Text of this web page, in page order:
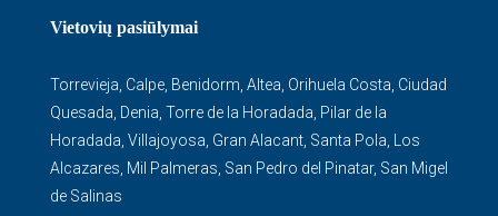
Vietovių pasiūlymai
Torrevieja, Calpe, Benidorm, Altea, Orihuela Costa, Ciudad
Quesada, Denia, Torre de la Horadada, Pilar de la
Horadada, Villajoyosa, Gran Alacant, Santa Pola, Los
Alcazares, Mil Palmeras, San Pedro del Pinatar, San Migel
de Salinas